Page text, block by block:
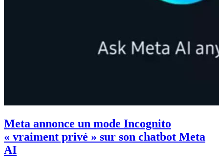
Meta annonce un mode Incognito
« vraiment privé » sur son chatbot Meta
AI